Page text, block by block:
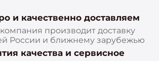
и качественно доставляем
производит доставку
России и ближнему зарубежью
качества и сервисное